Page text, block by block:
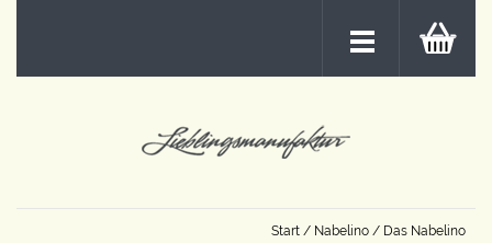
Start / Nabelino / Das Nabelino